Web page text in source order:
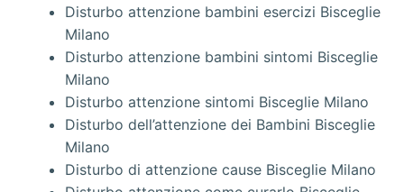
Disturbo attenzione bambini esercizi Bisceglie
Milano
Disturbo attenzione bambini sintomi Bisceglie
Milano
Disturbo attenzione sintomi Bisceglie Milano
Disturbo dell’attenzione dei Bambini Bisceglie
Milano
Disturbo di attenzione cause Bisceglie Milano